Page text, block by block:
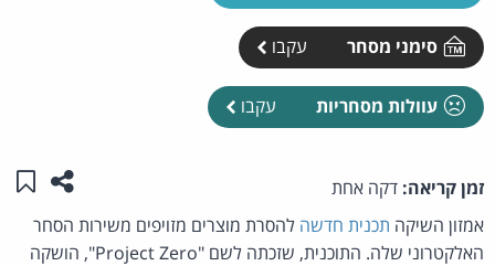
סימני מסחר עקבו
עוולות מסחריות עקבו
זמן קריאה: דקה אחת שתפו
אמזון השיקה תכנית חדשה להסרת מוצרים מזויפים משירות הסחר
האלקטרוני שלה. התוכנית, שזכתה לשם "Project Zero", הושקה